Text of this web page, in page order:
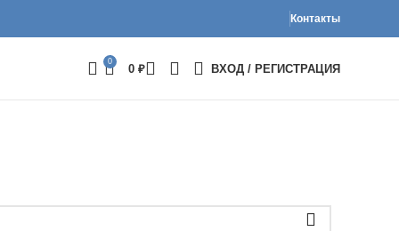
Контакты
0
0 ₽ ВХОД / РЕГИСТРАЦИЯ